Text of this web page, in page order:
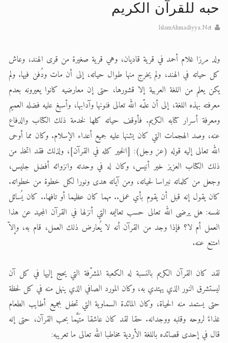
اقرأ هذا الكتاب وتعرّف على حقيقة
الحجّ.. دلالات، حِكم، وأهداف >> المزيد
اقرأ هذا المقال في أهمية عيد
حبه للقرآن الكريم
IslamAhmadiyya.Net
ولد مرزا غلام أحمد في قرية قاديان، وهي قرية صغيرة من قرى الهند، وعاش
كل حياته في الهند، ولم يخرج منها طوال حياته، إلى أن مات ودُفن فيها. ولم
يكن يعلم من اللغة العربية إلا قشورها، حتى إن معارضيه كانوا يعيرونه بعدم
معرفته بهذه اللغة، إلى أن علّمه الله تعالى فنونها وآدابها، وأسبغ عليه فضله العميم
ومعرفة أسرار كتابه الكريم. فأوقف حياته كلها لخدمة ذلك الكتاب والدفاع
عنه، وصد الهجمات التي كان يشنها عليه جميع أعداء الإسلام. وكان مما أوحى
الله تعالى إليه قوله (عز وجل): [الخير كله في القرآن]، ولذلك فقد اتخذ من
ذلك الكتاب العزيز خير أنيس، وكان له في وحدته وانزوائه أفضل جليس،
وجعل من كلماته نبراسا لحياته، ومن آياته هدى ونورا لكل خطوة من خطواته.
كان يقول إنه قبل أن يقوم بأي عمل.. مهما كان عظيما أو تافها.. كان يُسائل
نفسه: هل يرضى الله تعالى حسب تعاليمه التي أنزلها في القرآن المجيد عن هذا
العمل أم لا؟ فإذا وجد من القرآن أنه لا يُعارض ذلك العمل، قام به، وإلاّ
امتنع عنه.
لقد كان القرآن الكريم بالنسبة له الكعبة المشرّفة التي يحج إليها في كل آن
ليستشرق النور الذي يهتدي به، وكان المورد الصافي الذي ينهل منه في كل لحظة
حتى يستمد منه الحياة، وكان المائدة السماوية التي تحفل بجميع أطايب الطعام
غذاءً لروحه وقلبه ووجدانه. حقا لقد كان عاشقا متَيَّما بحب القرآن، حتى إنه
قال في إحدى قصائده باللغة الأردية مخاطبا الله تعالى ما تعريبه: